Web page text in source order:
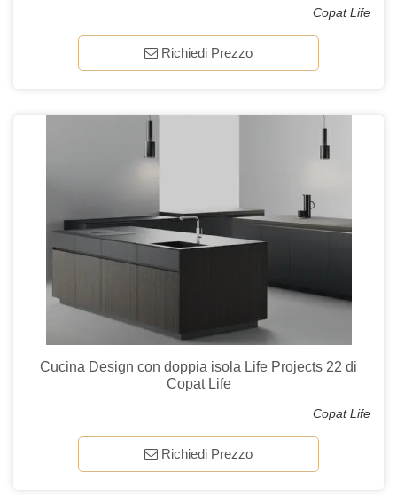
Copat Life
Richiedi Prezzo
Cucina Design con doppia isola Life Projects 22 di
Copat Life
Copat Life
Richiedi Prezzo